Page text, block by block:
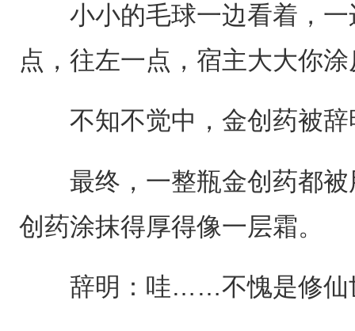
小小的毛球一边看着，一
点，往左一点，宿主大大你
不知不觉中，金创药被辞
最终，一整瓶金创药都被
创药涂抹得厚得像一层霜。
辞明：哇……不愧是修仙